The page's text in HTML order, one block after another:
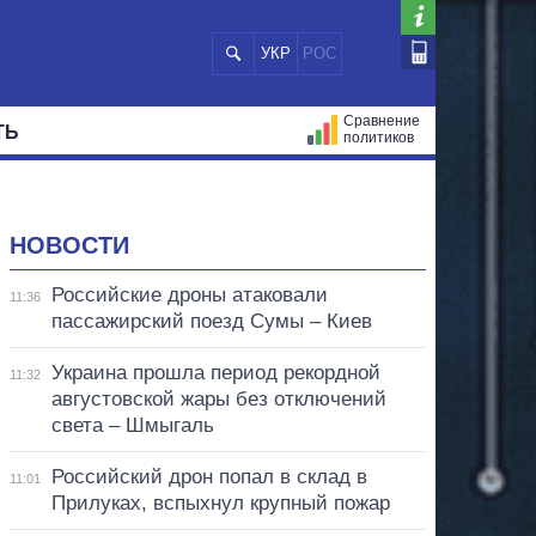
УКР РОС
Сравнение
политиков
НОВОСТИ
11:36
Российские дроны атаковали
пассажирский поезд Сумы – Киев
11:32
Украина прошла период рекордной
августовской жары без отключений
света – Шмыгаль
11:01
Российский дрон попал в склад в
Прилуках, вспыхнул крупный пожар